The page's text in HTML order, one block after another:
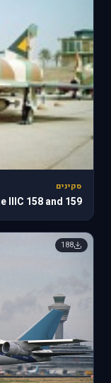
סקינים
IIIC 158 and 159
188